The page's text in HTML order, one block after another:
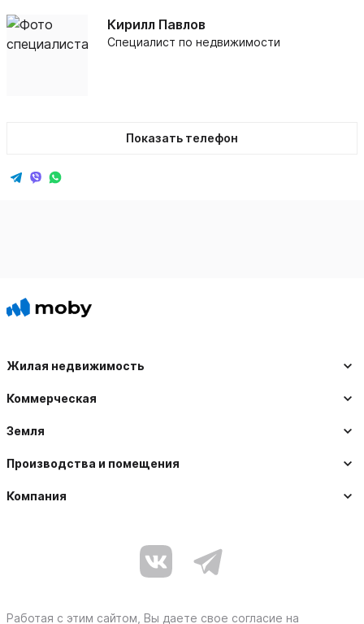
Кирилл Павлов
Специалист по недвижимости
Показать телефон
Жилая недвижимость
Коммерческая
Земля
Производства и помещения
Компания
Работая с этим сайтом, Вы даете свое согласие на